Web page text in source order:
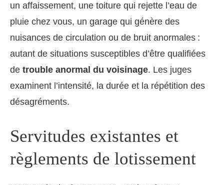
un affaissement, une toiture qui rejette l’eau de
pluie chez vous, un garage qui génère des
nuisances de circulation ou de bruit anormales :
autant de situations susceptibles d’être qualifiées
de trouble anormal du voisinage. Les juges
examinent l’intensité, la durée et la répétition des
désagréments.
Servitudes existantes et
règlements de lotissement